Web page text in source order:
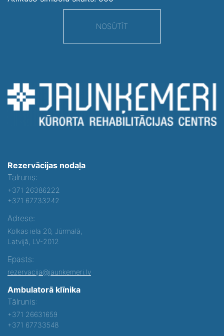
NOSŪTĪT
Rezervācijas nodaļa
Tālrunis:
+371 26386222
+371 67733242
Adrese:
Kolkas iela 20, Jūrmalā,
Latvijā, LV-2012
Epasts:
rezervacija@jaunkemeri.lv
Ambulatorā klīnika
Tālrunis:
+371 26631659
+371 67733548